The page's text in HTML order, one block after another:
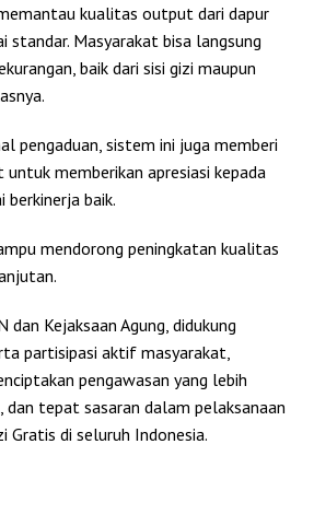
kualitas output dari dapur
standar. Masyarakat bisa langsung
baik dari sisi gizi maupun
pengaduan, sistem ini juga memberi
untuk memberikan apresiasi kepada
berkinerja baik.
mendorong peningkatan kualitas
dan Kejaksaan Agung, didukung
partisipasi aktif masyarakat,
pengawasan yang lebih
dan tepat sasaran dalam pelaksanaan
Gratis di seluruh Indonesia.